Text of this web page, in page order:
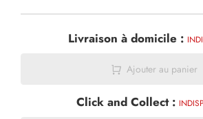
Livraison à domicile :
Ajouter au panier
Click and Collect :